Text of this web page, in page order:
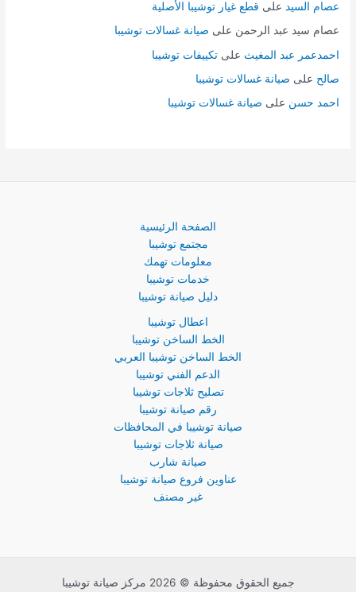
عصام السيد على قطع غيار توشيبا الأصلية
عصام سيد عبد الرحمن على صيانة غسالات توشيبا
احمدعمر عبد المغيث علىتكييفات توشيبا
صالح على صيانة غسالات توشيبا
احمد حسن على صيانة غسالات توشيبا
الصفحة الرئيسية
مجتمع توشيبا
معلومات تهمك
خدمات توشيبا
دليل صيانة توشيبا
اعطال توشيبا
الخط الساخن توشيبا
الخط الساخن توشيبا العربي
الدعم الفني توشيبا
تصليح ثلاجات توشيبا
رقم صيانة توشيبا
صيانة توشيبا في المحافظات
صيانة ثلاجات توشيبا
صيانة شارب
عناوين فروع صيانة توشيبا
غير مصنف
جميع الحقوق محفوظة © 2026 مركز صيانة توشيبا